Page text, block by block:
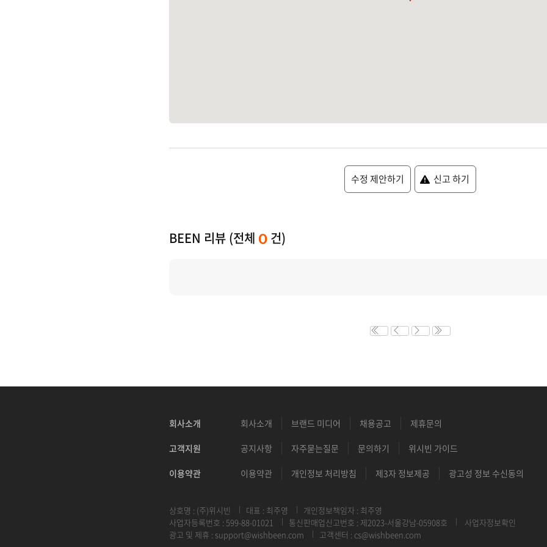
수정 제안하기 신고 하기
BEEN 리뷰 (전체 0 건)
회사소개 회사소개 브랜드 미디어 채용공고 제휴문의
고객지원 공지사항 자주묻는질문 문의하기 위시빈 가이드
이용약관 이용약관 개인정보 처리방침 제3자 정보제공 광고성 정보 수신동의
상호명 : (주)위시빈 대표 : 최주영
개인정보책임자 : 최주영
사업자등록번호 : 599-88-01021
통신판매업신고번호 : 제2023-서울강남-05908호
사업자정보확인
광고 및 제휴 : support@wishbeen.com 고객센터 : cs@wishbeen.com